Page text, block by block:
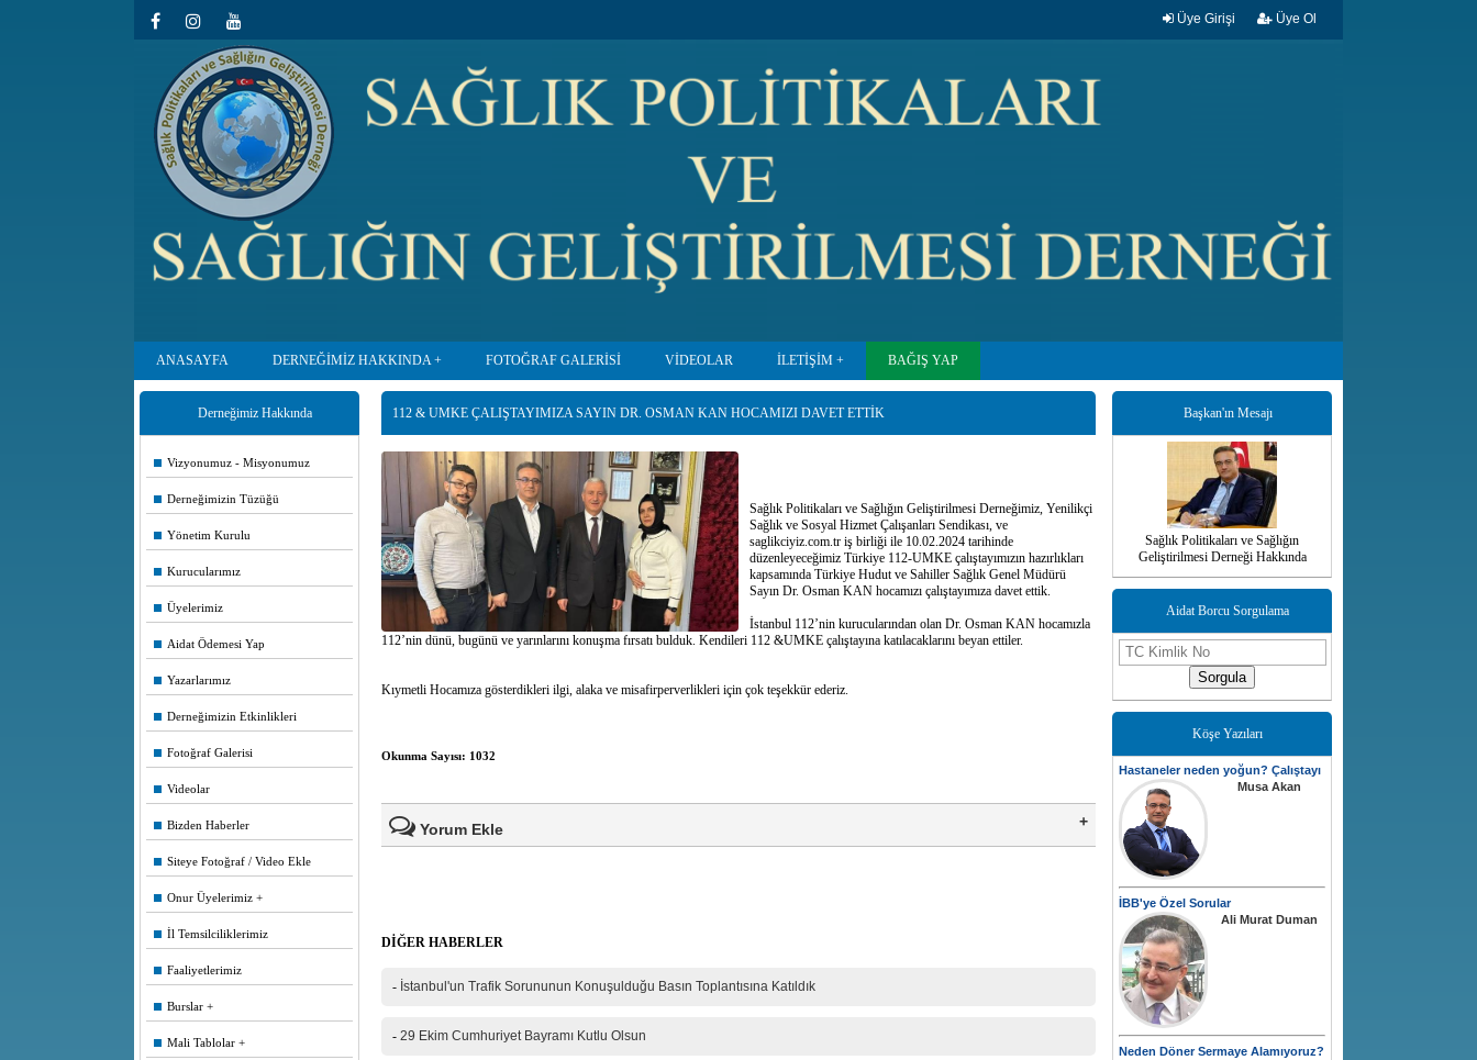
Üye Girişi Üye Ol
ANASAYFA DERNEĞİMİZ HAKKINDA FOTOĞRAF GALERİSİ VİDEOLAR İLETİŞİM BAĞIŞ YAP
Derneğimiz Hakkında
Vizyonumuz - Misyonumuz
Derneğimizin Tüzüğü
Yönetim Kurulu
Kurucularımız
Üyelerimiz
Aidat Ödemesi Yap
Yazarlarımız
Derneğimizin Etkinlikleri
Fotoğraf Galerisi
Videolar
Bizden Haberler
Siteye Fotoğraf / Video Ekle
Onur Üyelerimiz
İl Temsilciliklerimiz
Faaliyetlerimiz
Burslar
Mali Tablolar
112 & UMKE ÇALIŞTAYIMIZA SAYIN DR. OSMAN KAN HOCAMIZI DAVET ETTIK
Sağlık Politikaları ve Sağlığın Geliştirilmesi Derneğimiz, Yenilikçi
Sağlık ve Sosyal Hizmet Çalışanları Sendikası, ve
saglikciyiz.com.tr iş birliği ile 10.02.2024 tarihinde
düzenleyeceğimiz Türkiye 112-UMKE çalıştayımızın hazırlıkları
kapsamında Türkiye Hudut ve Sahiller Sağlık Genel Müdürü
Sayın Dr. Osman KAN hocamızı çalıştayımıza davet ettik.
İstanbul 112’nin kurucularından olan Dr. Osman KAN hocamızla
112’nin dünü, bugünü ve yarınlarını konuşma fırsatı bulduk. Kendileri 112 &UMKE çalıştayına katılacaklarını beyan ettiler.
Kıymetli Hocamıza gösterdikleri ilgi, alaka ve misafirperverlikleri için çok teşekkür ederiz.
Okunma Sayısı: 1032
Yorum Ekle
DİĞER HABERLER
- İstanbul'un Trafik Sorununun Konuşulduğu Basın Toplantısına Katıldık
- 29 Ekim Cumhuriyet Bayramı Kutlu Olsun
Başkan'ın Mesajı
Sağlık Politikaları ve Sağlığın
Geliştirilmesi Derneği Hakkında
Aidat Borcu Sorgulama
Sorgula
Köşe Yazıları
Hastaneler neden yoğun? Çalıştayı
Musa Akan
İBB'ye Özel Sorular
Ali Murat Duman
Neden Döner Sermaye Alamıyoruz?